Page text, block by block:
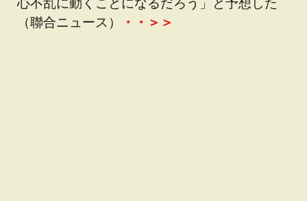
（聯合ニュース）
・・＞＞